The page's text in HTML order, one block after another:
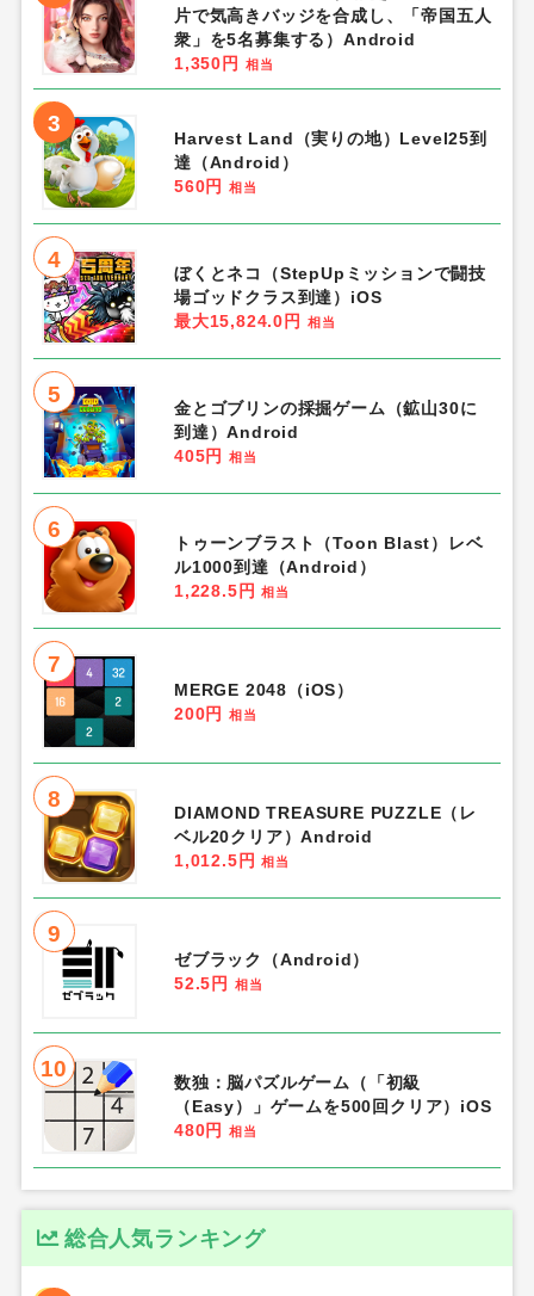
片で気高きバッジを合成し、「帝国五人
衆」を5名募集する）Android
1,350円
相当
3
Harvest Land（実りの地）Level25到
達（Android）
560円
相当
4
ぼくとネコ（StepUpミッションで闘技
場ゴッドクラス到達）iOS
最大15,824.0円
相当
5
金とゴブリンの採掘ゲーム（鉱山30に
到達）Android
405円
相当
6
トゥーンブラスト（Toon Blast）レベ
ル1000到達（Android）
1,228.5円
相当
7
MERGE 2048（iOS）
200円
相当
8
DIAMOND TREASURE PUZZLE（レ
ベル20クリア）Android
1,012.5円
相当
9
ゼブラック（Android）
52.5円
相当
10
数独：脳パズルゲーム（「初級
（Easy）」ゲームを500回クリア）iOS
480円
相当
総合人気ランキング